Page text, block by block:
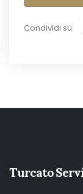
Condividi su:
Turcato